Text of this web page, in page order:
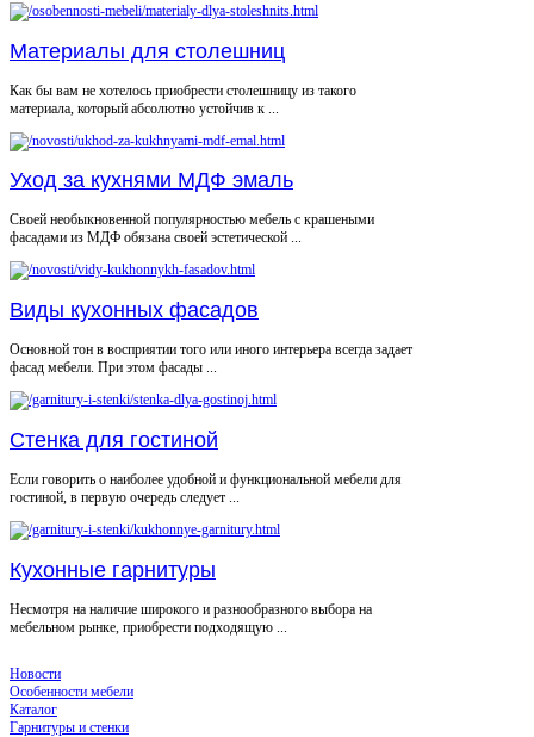
Материалы для столешниц
Как бы вам не хотелось приобрести столешницу из такого
материала, который абсолютно устойчив к ...
Уход за кухнями МДФ эмаль
Своей необыкновенной популярностью мебель с крашеными
фасадами из МДФ обязана своей эстетической ...
Виды кухонных фасадов
Основной тон в восприятии того или иного интерьера всегда задает
фасад мебели. При этом фасады ...
Стенка для гостиной
Если говорить о наиболее удобной и функциональной мебели для
гостиной, в первую очередь следует ...
Кухонные гарнитуры
Несмотря на наличие широкого и разнообразного выбора на
мебельном рынке, приобрести подходящую ...
Новости
Особенности мебели
Каталог
Гарнитуры и стенки